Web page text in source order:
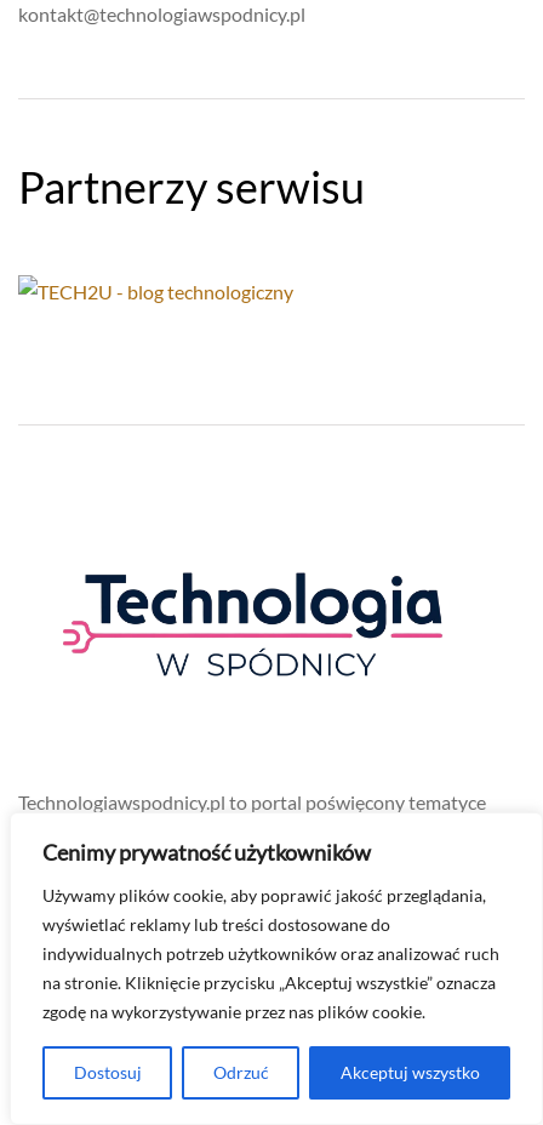
Cenimy prywatność użytkowników
Używamy plików cookie, aby poprawić jakość przeglądania,
wyświetlać reklamy lub treści dostosowane do
indywidualnych potrzeb użytkowników oraz analizować ruch
na stronie. Kliknięcie przycisku „Akceptuj wszystkie” oznacza
zgodę na wykorzystywanie przez nas plików cookie.
Dostosuj Odrzuć Akceptuj wszystko
kontakt@technologiawspodnicy.pl
Partnerzy serwisu
Technologiawspodnicy.pl to portal poświęcony tematyce
Znajdziesz tu artykuły omawiające najnowsze trendy
technologiczne w przystępny i zrozumiały sposób, bez
zbędnego zawiłego żargonu!
Najnowsze